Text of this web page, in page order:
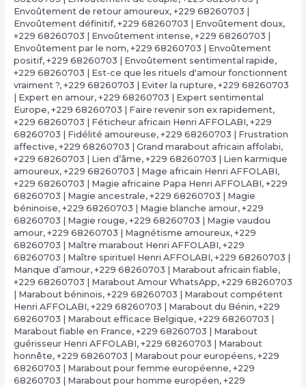
Envoûtement de retour amoureux, +229 68260703 |
Envoûtement définitif, +229 68260703 | Envoûtement doux,
+229 68260703 | Envoûtement intense, +229 68260703 |
Envoûtement par le nom, +229 68260703 | Envoûtement
positif, +229 68260703 | Envoûtement sentimental rapide,
+229 68260703 | Est-ce que les rituels d'amour fonctionnent
vraiment ?, +229 68260703 | Eviter la rupture, +229 68260703
| Expert en amour, +229 68260703 | Expert sentimental
Europe, +229 68260703 | Faire revenir son ex rapidement,
+229 68260703 | Féticheur africain Henri AFFOLABI, +229
68260703 | Fidélité amoureuse, +229 68260703 | Frustration
affective, +229 68260703 | Grand marabout africain affolabi,
+229 68260703 | Lien d’âme, +229 68260703 | Lien karmique
amoureux, +229 68260703 | Mage africain Henri AFFOLABI,
+229 68260703 | Magie africaine Papa Henri AFFOLABI, +229
68260703 | Magie ancestrale, +229 68260703 | Magie
béninoise, +229 68260703 | Magie blanche amour, +229
68260703 | Magie rouge, +229 68260703 | Magie vaudou
amour, +229 68260703 | Magnétisme amoureux, +229
68260703 | Maître marabout Henri AFFOLABI, +229
68260703 | Maître spirituel Henri AFFOLABI, +229 68260703 |
Manque d’amour, +229 68260703 | Marabout africain fiable,
+229 68260703 | Marabout Amour WhatsApp, +229 68260703
| Marabout béninois, +229 68260703 | Marabout compétent
Henri AFFOLABI, +229 68260703 | Marabout du Bénin, +229
68260703 | Marabout efficace Belgique, +229 68260703 |
Marabout fiable en France, +229 68260703 | Marabout
guérisseur Henri AFFOLABI, +229 68260703 | Marabout
honnête, +229 68260703 | Marabout pour européens, +229
68260703 | Marabout pour femme européenne, +229
68260703 | Marabout pour homme européen, +229